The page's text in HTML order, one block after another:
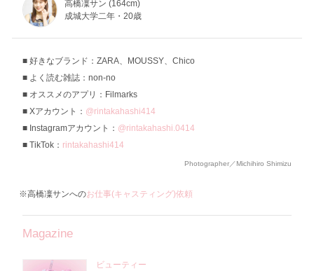
高橋凜サン (164cm)
成城大学二年・20歳
好きなブランド：ZARA、MOUSSY、Chico
よく読む雑誌：non-no
オススメのアプリ：Filmarks
Xアカウント： @rintakahashi414
Instagramアカウント： @rintakahashi.0414
TikTok： rintakahashi414
Photographer／Michihiro Shimizu
※高橋凜サンへのお仕事(キャスティング)依頼
Magazine
ビューティー